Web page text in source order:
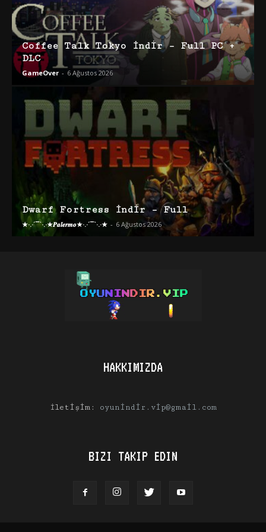
Coffee Talk Tokyo İndir – Full PC +
DLC
GameOver - 6 Ağustos 2026
Dwarf Fortress İndir – Full
★·.·´¯`·.·★𝑷𝒂𝒍𝒆𝒓𝒎𝒐★·.·´¯`·.·★ - 6 Ağustos 2026
HAKKIMIZDA
İletişim: oyunindir.vip@gmail.com
BIZI TAKIP EDIN